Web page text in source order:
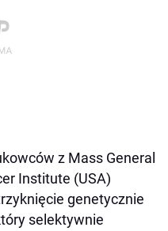
z Mass General
Institute (USA)
genetycznie
selektywnie